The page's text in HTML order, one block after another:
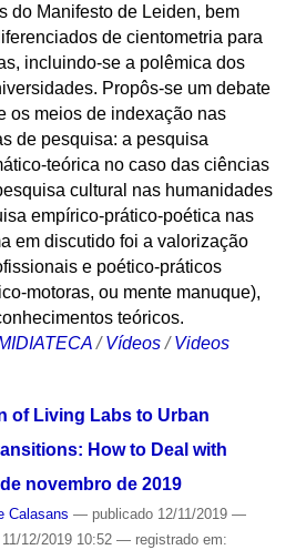
do Manifesto de Leiden, bem
de cientometria para
incluindo-se a polêmica dos
Propôs-se um debate
os meios de indexação nas
de pesquisa: a pesquisa
teórica no caso das ciências
cultural nas humanidades
empírico-prático-poética nas
em discutido foi a valorização
e poético-práticos
motoras, ou mente manuque),
teóricos.
/Vídeos /Videos
of Living Labs to Urban
How to Deal with
novembro de 2019
Calasans — publicado12/11/2019 —
12/2019 10:52 — registrado em: